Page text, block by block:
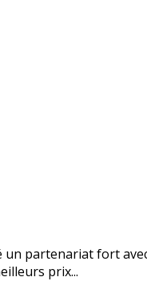
partenariat fort
prix...